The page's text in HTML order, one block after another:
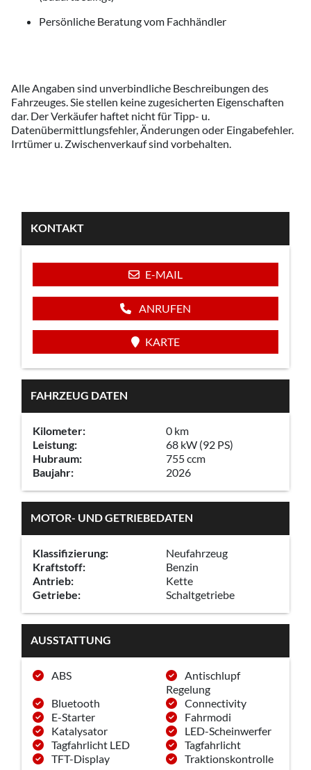
Persönliche Beratung vom Fachhändler
Alle Angaben sind unverbindliche Beschreibungen des
Fahrzeuges. Sie stellen keine zugesicherten Eigenschaften
dar. Der Verkäufer haftet nicht für Tipp- u.
Datenübermittlungsfehler, Änderungen oder Eingabefehler.
Irrtümer u. Zwischenverkauf sind vorbehalten.
KONTAKT
E-MAIL
ANRUFEN
KARTE
FAHRZEUG DATEN
Kilometer:
0 km
Leistung:
68 kW (92 PS)
Hubraum:
755 ccm
Baujahr:
2026
MOTOR- UND GETRIEBEDATEN
Klassifizierung:
Neufahrzeug
Kraftstoff:
Benzin
Antrieb:
Kette
Getriebe:
Schaltgetriebe
AUSSTATTUNG
ABS
Antischlupf
Regelung
Bluetooth
Connectivity
E-Starter
Fahrmodi
Katalysator
LED-Scheinwerfer
Tagfahrlicht LED
Tagfahrlicht
TFT-Display
Traktionskontrolle